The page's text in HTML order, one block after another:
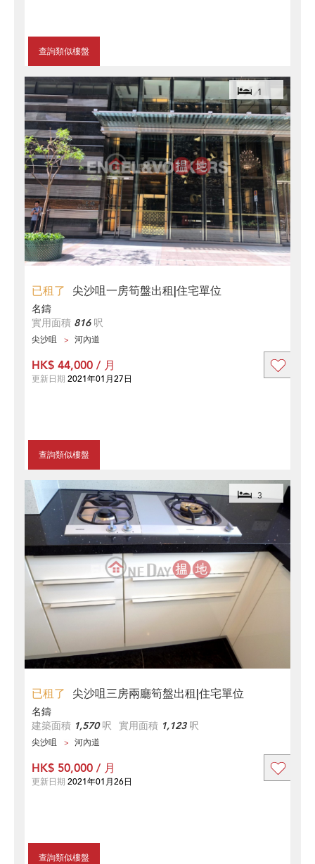
查詢類似樓盤
已租了 尖沙咀一房筍盤出租|住宅單位
1
名鑄
實用面積 816呎
尖沙咀 河內道
查詢類似樓盤
HK$ 44,000 / 月
更新日期 2021年01月27日
已租了 尖沙咀三房兩廳筍盤出租|住宅單位
3
名鑄
建築面積 1,570呎 實用面積 1,123呎
尖沙咀 河內道
查詢類似樓盤
HK$ 50,000 / 月
更新日期 2021年01月26日